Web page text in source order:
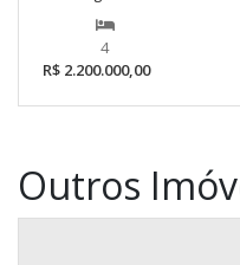
4
R$ 2.200.000,00
Outros